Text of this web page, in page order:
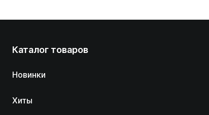
Каталог товаров
Новинки
Хиты